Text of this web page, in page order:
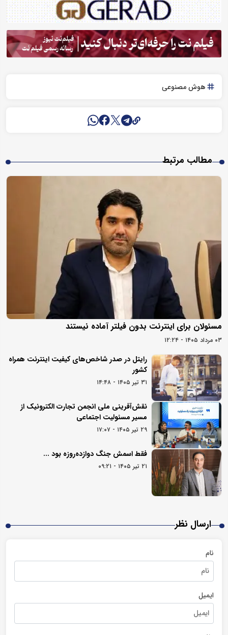
هوش مصنوعی
مطالب مرتبط
مسئولان برای اینترنت بدون فیلتر آماده نیستند
۰۳ مرداد ۱۴۰۵ - ۱۲:۲۴
رایتل در صدر شاخص‌های کیفیت اینترنت همراه
کشور
۳۱ تیر ۱۴۰۵ - ۱۴:۴۸
نقش‌آفرینی ملی انجمن تجارت الکترونیک از
مسیر مسئولیت اجتماعی
۲۹ تیر ۱۴۰۵ - ۱۷:۰۷
فقط اسمش جنگ دوازده‌روزه بود ...
۲۱ تیر ۱۴۰۵ - ۰۹:۲۱
ارسال نظر
نام
ایمیل